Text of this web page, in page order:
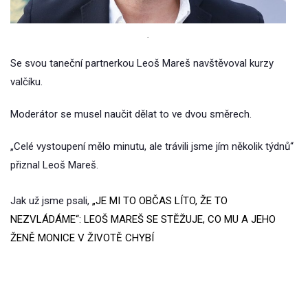
.
Se svou taneční partnerkou Leoš Mareš navštěvoval kurzy
valčíku.
Moderátor se musel naučit dělat to ve dvou směrech.
„Celé vystoupení mělo minutu, ale trávili jsme jím několik týdnů“
přiznal Leoš Mareš.
Jak už jsme psali, „JE MI TO OBČAS LÍTO, ŽE TO
NEZVLÁDÁME“: LEOŠ MAREŠ SE STĚŽUJE, CO MU A JEHO
ŽENĚ MONICE V ŽIVOTĚ CHYBÍ